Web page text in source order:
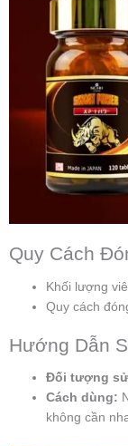
Quy Cách
Khối lượng
Quy cách
Hướng Dẫn
Đối tượng
Cách dùng:
không cần